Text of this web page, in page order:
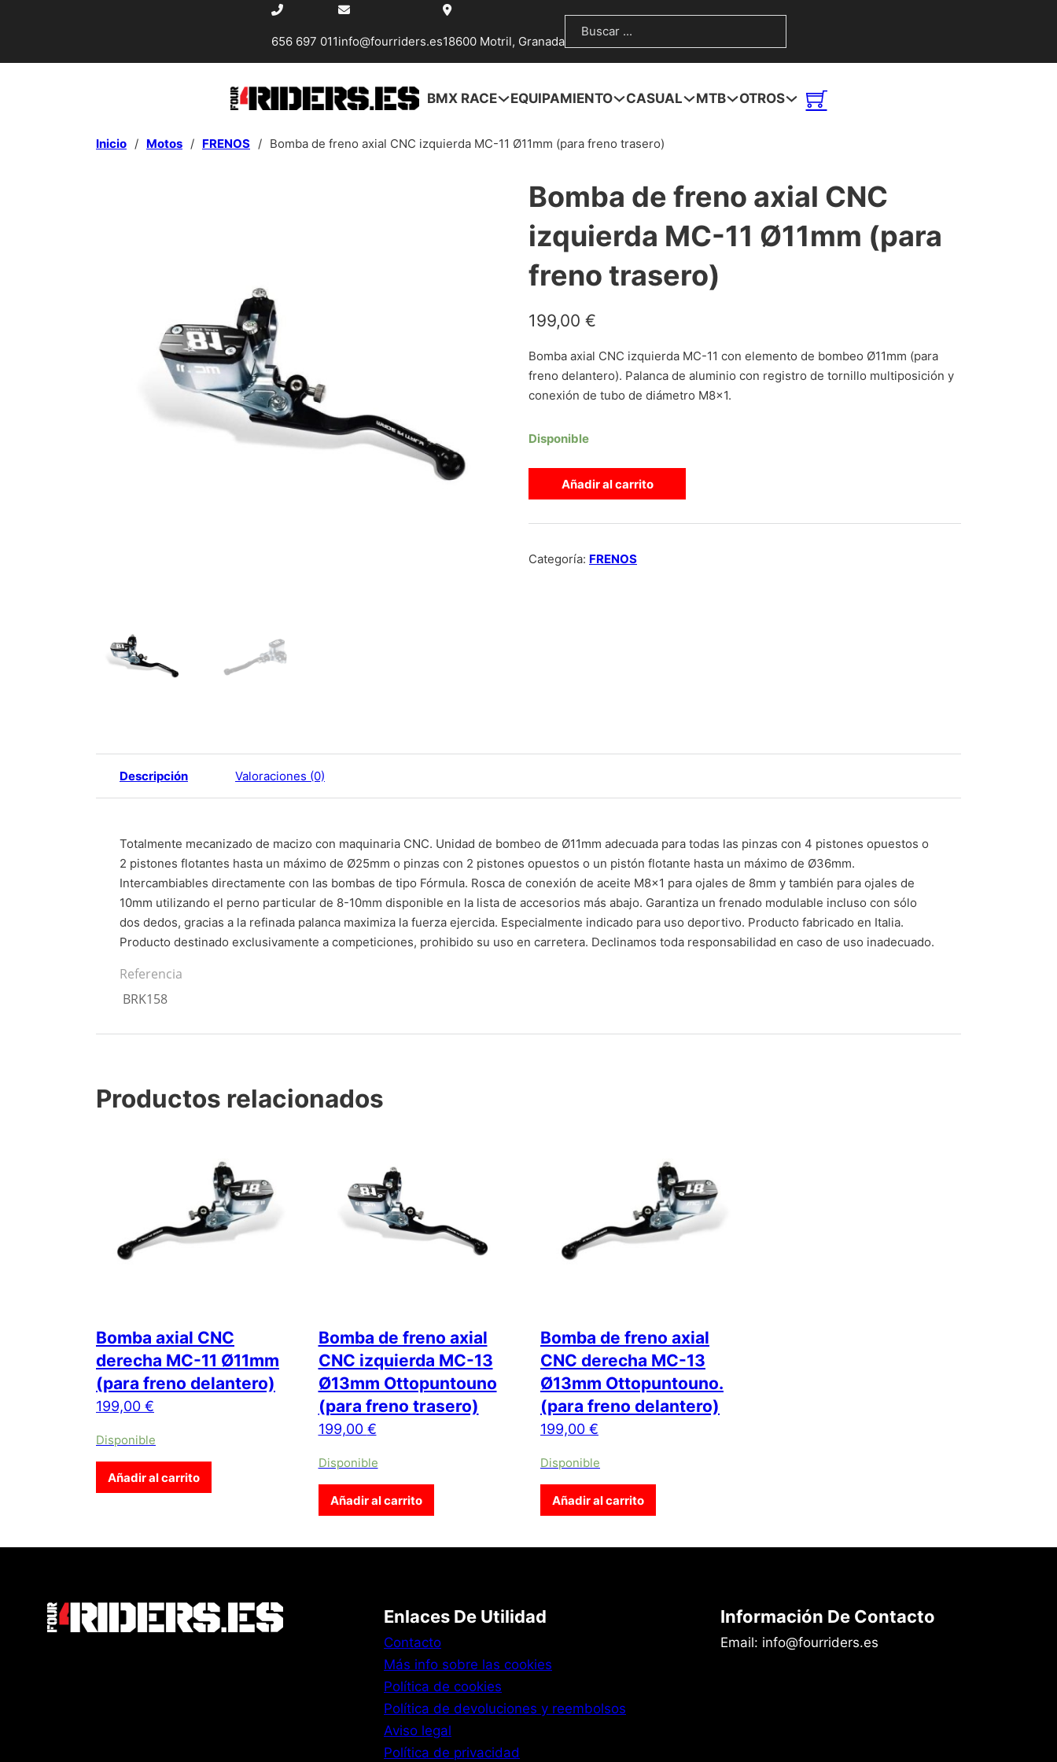
656 697 011info@fourriders.es18600 Motril, GranadaBuscar
BMX RACE EQUIPAMIENTO CASUAL MTB OTROS
Inicio / Motos / FRENOS / Bomba de freno axial CNC izquierda MC-11 Ø11mm (para freno trasero)
Bomba de freno axial CNC
izquierda MC-11 Ø11mm (para
freno trasero)
199,00 €
Bomba axial CNC izquierda MC-11 con elemento de bombeo Ø11mm (para
freno delantero). Palanca de aluminio con registro de tornillo multiposición y
conexión de tubo de diámetro M8x1.
Disponible
Bomba de freno axial CNC izquierda MC-11 Ø11mm (para freno trasero) cantidad
Añadir al carrito
Categoría: FRENOS
Descripción Valoraciones (0)
Totalmente mecanizado de macizo con maquinaria CNC. Unidad de bombeo de Ø11mm adecuada para todas las pinzas con 4 pistones opuestos o
2 pistones flotantes hasta un máximo de Ø25mm o pinzas con 2 pistones opuestos o un pistón flotante hasta un máximo de Ø36mm.
Intercambiables directamente con las bombas de tipo Fórmula. Rosca de conexión de aceite M8x1 para ojales de 8mm y también para ojales de
10mm utilizando el perno particular de 8-10mm disponible en la lista de accesorios más abajo. Garantiza un frenado modulable incluso con sólo
dos dedos, gracias a la refinada palanca maximiza la fuerza ejercida. Especialmente indicado para uso deportivo. Producto fabricado en Italia.
Producto destinado exclusivamente a competiciones, prohibido su uso en carretera. Declinamos toda responsabilidad en caso de uso inadecuado.
Referencia
BRK158
Productos relacionados
Bomba axial CNC
derecha MC-11 Ø11mm
(para freno delantero)
199,00 €
Disponible
Añadir al carrito
Bomba de freno axial
CNC izquierda MC-13
Ø13mm Ottopuntouno
(para freno trasero)
199,00 €
Disponible
Añadir al carrito
Bomba de freno axial
CNC derecha MC-13
Ø13mm Ottopuntouno.
(para freno delantero)
199,00 €
Disponible
Añadir al carrito
Enlaces De Utilidad
Contacto
Más info sobre las cookies
Política de cookies
Política de devoluciones y reembolsos
Aviso legal
Política de privacidad
Información De Contacto
Email: info@fourriders.es